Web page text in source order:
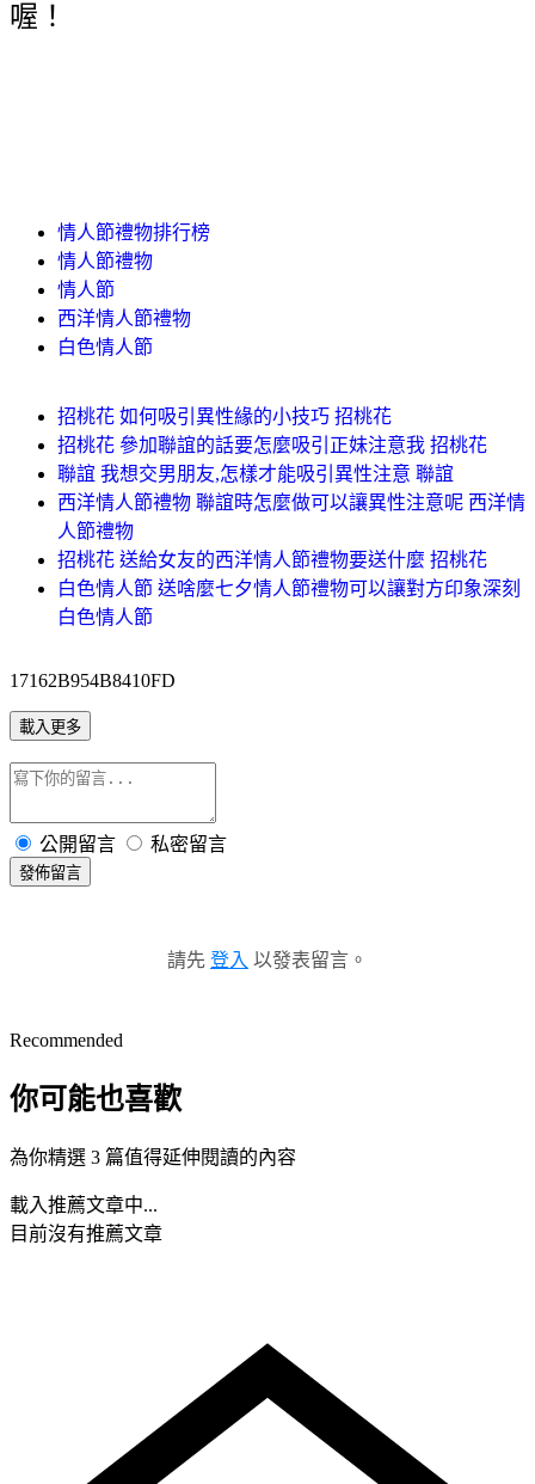
喔！
情人節禮物排行榜
情人節禮物
情人節
西洋情人節禮物
白色情人節
招桃花 如何吸引異性緣的小技巧 招桃花
招桃花 參加聯誼的話要怎麼吸引正妹注意我 招桃花
聯誼 我想交男朋友,怎樣才能吸引異性注意 聯誼
西洋情人節禮物 聯誼時怎麼做可以讓異性注意呢 西洋情
人節禮物
招桃花 送給女友的西洋情人節禮物要送什麼 招桃花
白色情人節 送啥麼七夕情人節禮物可以讓對方印象深刻
白色情人節
17162B954B8410FD
載入更多
公開留言 私密留言
發佈留言
請先 登入 以發表留言。
Recommended
你可能也喜歡
為你精選 3 篇值得延伸閱讀的內容
載入推薦文章中...
目前沒有推薦文章